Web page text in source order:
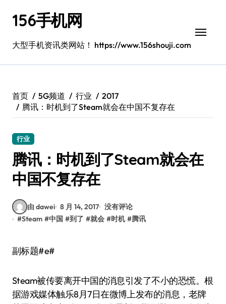
156手机网
大型手机资讯类网站！ https://www.156shouji.com
首页 5G频道 行业
2017
腾讯：时机到了Steam就会在中国不复存在
行业
腾讯：时机到了Steam就会在
中国不复存在
由 dawei 8 月 14, 2017 没有评论
#Steam #中国 #到了 #就会 #时机 #腾讯
副标题#e#
Steam被传要离开中国的消息引发了不小的恐慌。根
据游戏媒体触乐8月7日在微博上发布的消息，老牌